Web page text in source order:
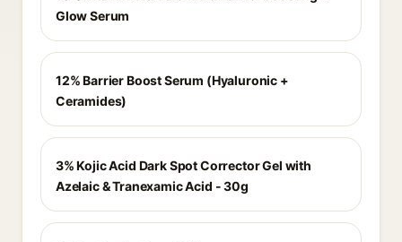
Glow Serum
12% Barrier Boost Serum (Hyaluronic +
Ceramides)
3% Kojic Acid Dark Spot Corrector Gel with
Azelaic & Tranexamic Acid - 30g